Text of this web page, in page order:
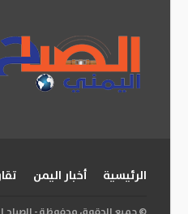
الرئيسية أخبار اليمن